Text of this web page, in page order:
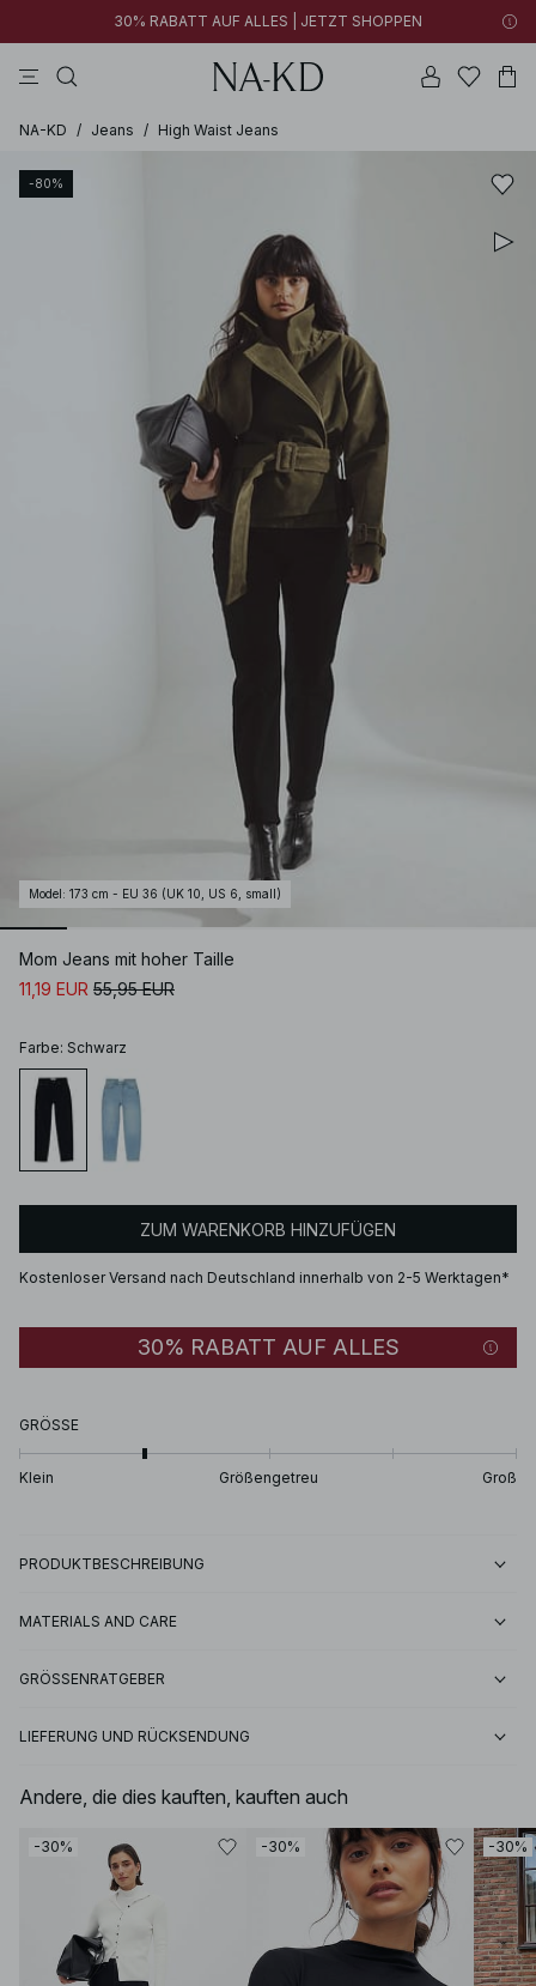
30% RABATT AUF ALLES | JETZT SHOPPEN
NA-KD / Jeans / High Waist Jeans
-80%
Model : 173 cm - EU 36 (UK 10, US 6, small)
Mom Jeans mit hoher Taille
11,19 EUR 55,95 EUR
Farbe: Schwarz
ZUM WARENKORB HINZUFÜGEN
Kostenloser Versand nach Deutschland innerhalb von 2-5 Werktagen*
30% RABATT AUF ALLES
GRÖSSE
Klein Größengetreu Groß
PRODUKTBESCHREIBUNG
MATERIALS AND CARE
GRÖSSENRATGEBER
LIEFERUNG UND RÜCKSENDUNG
Andere, die dies kauften, kauften auch
-30% -30% -30%